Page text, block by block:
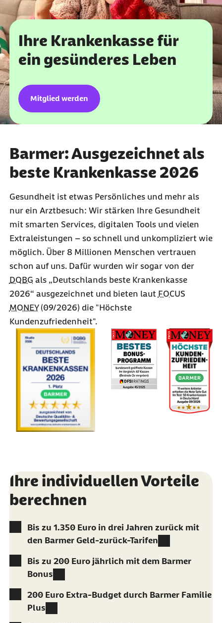
Ihre Krankenkasse für
ein gesünderes Leben
Mitglied werden
Barmer: Ausgezeichnet als
beste Krankenkasse 2026
Gesundheit ist etwas Persönliches und mehr als
nur ein Arztbesuch: Wir stärken Ihre Gesundheit
mit smarten Services, digitalen Toolsund vielen
Extraleistungen – so schnell und unkompliziert wie
möglich. Über 8 Millionen Menschen vertrauen
schon auf uns. Dafür wurden wir sogar von der
DQBG als „Deutschlands beste Krankenkasse
2026“ ausgezeichnet und bieten laut FOCUS
MONEY(09/2026) die "Höchste
Kundenzufriedenheit".
Ihre individuellen Vorteile
berechnen
Bis zu 1.350 Euro in drei Jahren zurück mit
den Barmer Geld-zurück-Tarifen
Bis zu 200 Euro jährlich mit dem Barmer
Bonus
200 Euro Extra-Budget durch Barmer Familie
Plus